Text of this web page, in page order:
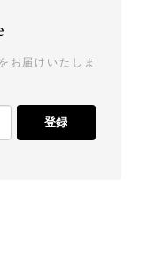
お届けいたしま
登録